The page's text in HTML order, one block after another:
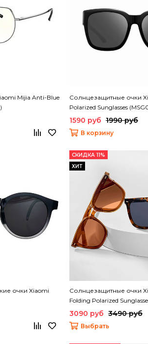
Mijia Anti-Blue
Солнцезащитные очки
Polarized Sunglasses
1590 руб 1990 руб
В корзину
очки Xiaomi
СКИДКА 11%
ХИТ
Солнцезащитные очки
Folding Polarized
3090 руб 3490 руб
Выбрать